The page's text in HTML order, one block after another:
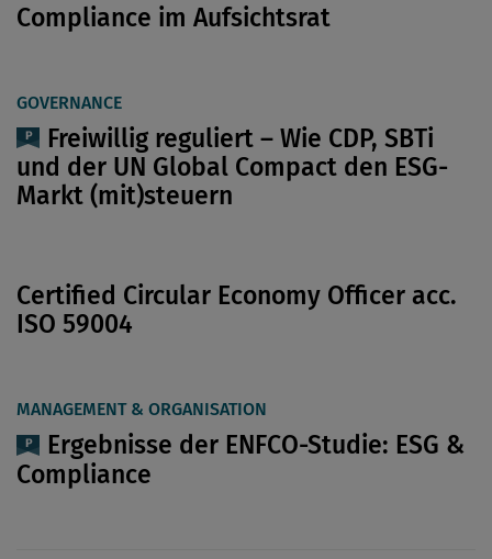
Compliance im Aufsichtsrat
GOVERNANCE
Freiwillig reguliert – Wie CDP, SBTi
und der UN Global Compact den ESG-
Markt (mit)steuern
Certified Circular Economy Officer acc.
ISO 59004
MANAGEMENT & ORGANISATION
Ergebnisse der ENFCO-Studie: ESG &
Compliance